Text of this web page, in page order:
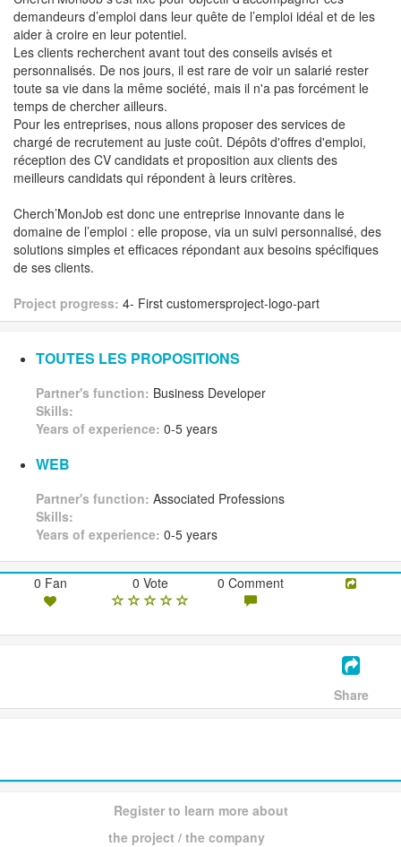
demandeurs d’emploi dans leur quête de l’emploi idéal et de les
aider à croire en leur potentiel.
Les clients recherchent avant tout des conseils avisés et
personnalisés. De nos jours, il est rare de voir un salarié rester
toute sa vie dans la même société, mais il n'a pas forcément le
temps de chercher ailleurs.
Pour les entreprises, nous allons proposer des services de
chargé de recrutement au juste coût. Dépôts d'offres d'emploi,
réception des CV candidats et proposition aux clients des
meilleurs candidats qui répondent à leurs critères.
Cherch’MonJob est donc une entreprise innovante dans le
domaine de l’emploi : elle propose, via un suivi personnalisé, des
solutions simples et efficaces répondant aux besoins spécifiques
de ses clients.
Project progress: 4- First customersproject-logo-part
TOUTES LES PROPOSITIONS
Partner's function: Business Developer
Skills:
Years of experience: 0-5 years
WEB
Partner's function: Associated Professions
Skills:
Years of experience: 0-5 years
0 Fan 0 Vote 0 Comment
Share
Register to learn more about
the project / the company